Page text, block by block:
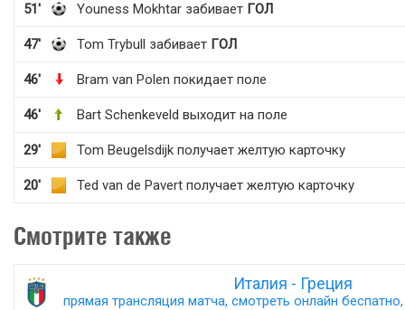
51' Youness Mokhtar забивает ГОЛ
47' Tom Trybull забивает ГОЛ
46' Bram van Polen покидает поле
46' Bart Schenkeveld выходит на поле
29' Tom Beugelsdijk получает желтую карточку
20' Ted van de Pavert получает желтую карточку
Смотрите также
Италия - Греция
прямая трансляция матча, смотреть онлайн